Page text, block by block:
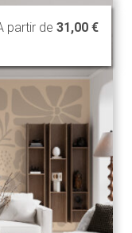
partir de 31,00 €